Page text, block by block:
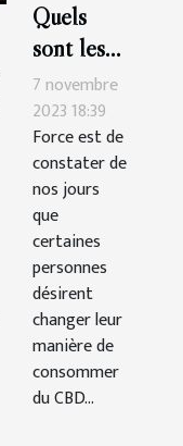
Quels
sont les
bienfaits
du thé au
CBD ?
7 novembre
2023 18:39
Force est de
constater de
nos jours
que
certaines
personnes
désirent
changer leur
manière de
consommer
du CBD...